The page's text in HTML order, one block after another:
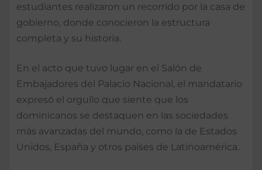
estudiantes realizaron un recorrido por la casa de
gobierno, donde conocieron la estructura
completa y su historia.
En el acto que tuvo lugar en el Salón de
Embajadores del Palacio Nacional, el mandatario
expresó el orgullo que siente que los
dominicanos se destaquen en las sociedades
más avanzadas del mundo, como la de Estados
Unidos, España y otros países de Latinoamérica.